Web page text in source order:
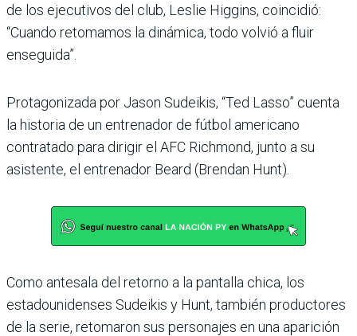
de los ejecutivos del club, Leslie Higgins, coincidió:
“Cuando retomamos la dinámica, todo volvió a fluir
enseguida”.
Protagonizada por Jason Sudeikis, “Ted Lasso” cuenta
la historia de un entrenador de fútbol americano
contratado para dirigir el AFC Richmond, junto a su
asistente, el entrenador Beard (Brendan Hunt).
Como antesala del retorno a la pantalla chica, los
estadounidenses Sudeikis y Hunt, también productores
de la serie, retomaron sus personajes en una aparición